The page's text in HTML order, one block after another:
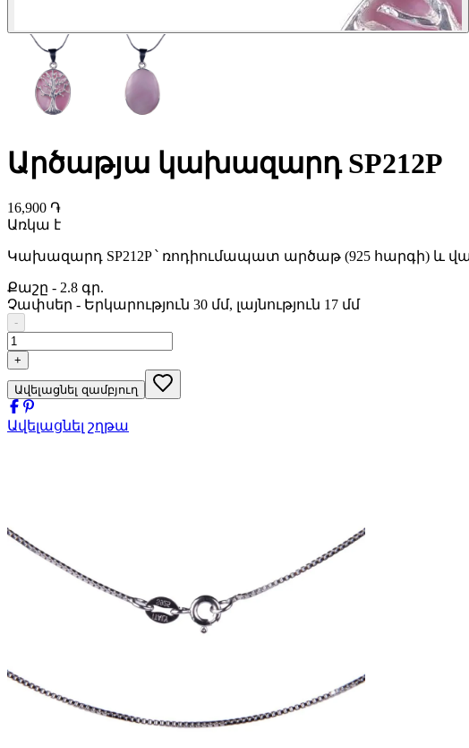
Արծաթյա կախազարդ SP212P
16,900 ֏
Առկա է
Կախազարդ SP212P ՝ ռոդիումապատ արծաթ (925 հարգի) և
Քաշը - 2.8 գր.
Չափսեր - Երկարություն 30 մմ, լայնություն 17 մմ
-
+
Ավելացնել զամբյուղ
Ավելացնել շղթա